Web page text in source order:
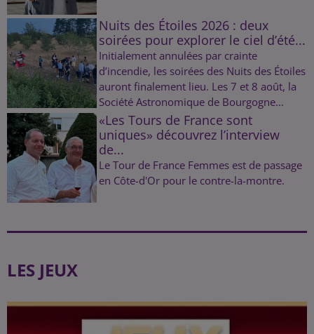
Nuits des Étoiles 2026 : deux
soirées pour explorer le ciel d’été...
Initialement annulées par crainte
d’incendie, les soirées des Nuits des Étoiles
auront finalement lieu. Les 7 et 8 août, la
Société Astronomique de Bourgogne...
«Les Tours de France sont
uniques» découvrez l’interview
de...
Le Tour de France Femmes est de passage
en Côte-d'Or pour le contre-la-montre.
LES JEUX